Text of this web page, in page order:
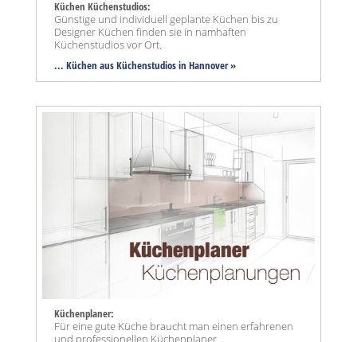
Küchen Küchenstudios:
Günstige und individuell geplante Küchen bis zu
Designer Küchen finden sie in namhaften
Küchenstudios vor Ort.
... Küchen aus Küchenstudios in Hannover »
Küchenplaner:
Für eine gute Küche braucht man einen erfahrenen
und professionellen Küchenplaner